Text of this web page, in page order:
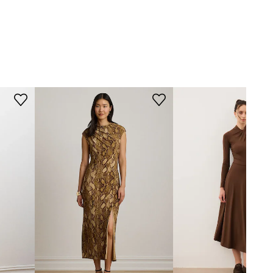
proizvoda nalazi se originalna oznaka
proizvođača.
Tablica veličina